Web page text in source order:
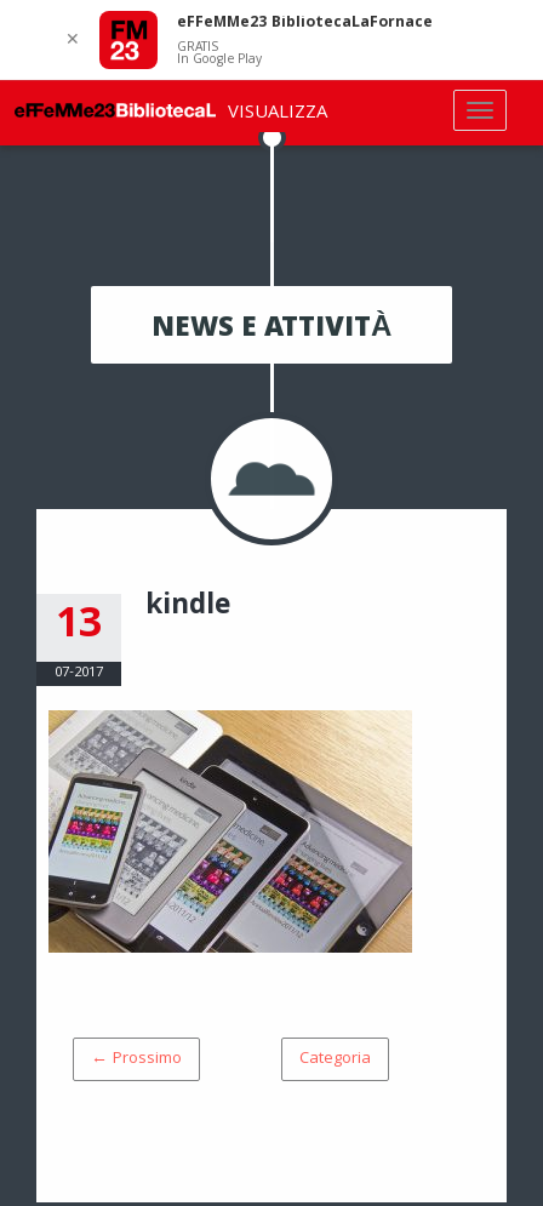
NEWS E ATTIVITÀ
13
07-2017
kindle
← Prossimo Categoria
✕
eFFeMMe23 BibliotecaLaFornace
GRATIS
In Google Play
VISUALIZZA